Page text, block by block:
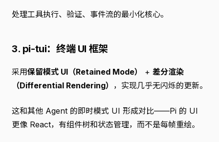
处理工具执行、验证、事件流的最小化核心。
3. pi-tui：终端 UI 框架
采用保留模式 UI（Retained Mode） + 差分渲染
（Differential Rendering） ，实现几乎无闪烁的更新。
这和其他 Agent 的即时模式 UI 形成对比——Pi 的 UI
更像 React，有组件树和状态管理，而不是每帧重绘。